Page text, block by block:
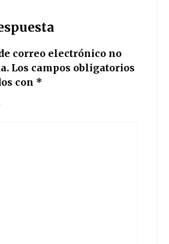
correo electrónico no
Los campos obligatorios
con *